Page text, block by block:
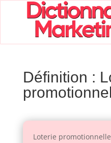
Définition :
Loterie